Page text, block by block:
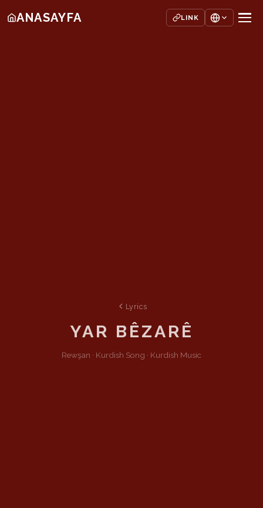
ANASAYFA LINK
Lyrics
YAR BÊZARÊ
Rewşan · Kurdish Song · Kurdish Music